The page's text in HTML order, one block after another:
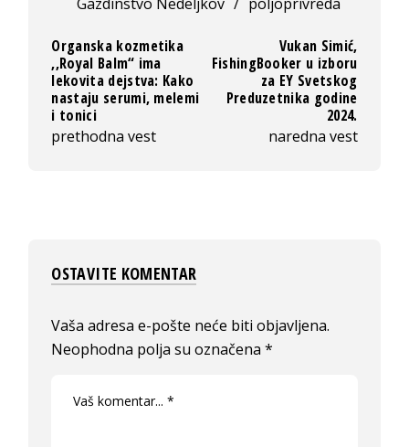
Organska kozmetika
,,Royal Balm“ ima
lekovita dejstva: Kako
nastaju serumi, melemi
i tonici
prethodna vest
Vukan Simić,
FishingBooker u izboru
za EY Svetskog
Preduzetnika godine
2024.
naredna vest
OSTAVITE KOMENTAR
Vaša adresa e-pošte neće biti objavljena.
Neophodna polja su označena*